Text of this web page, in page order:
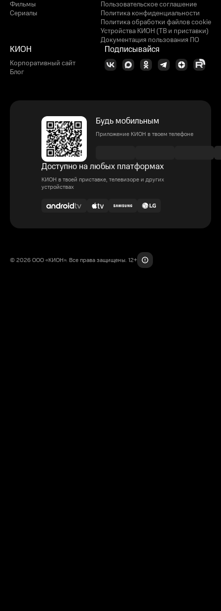
Фильмы
Сериалы
Пользовательское соглашение
Политика конфиденциальности
Политика обработки файлов cookie
Устройства КИОН (ТВ и приставки)
Документация пользования ПО
КИОН
Корпоративный сайт
Блог
Подписывайся
Будь мобильным
Приложение КИОН в твоем телефоне
Доступно на любых платформах
КИОН в твоей приставке, телевизоре и других
устройствах
© 2026 ООО «КИОН». Все права защищены. 12+